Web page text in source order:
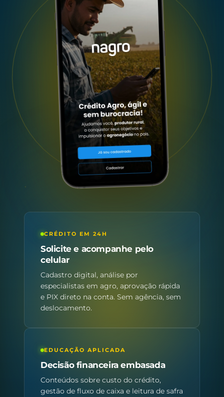
CRÉDITO EM 24H
Solicite e acompanhe pelo
celular
Cadastro digital, análise por
especialistas em agro, aprovação rápida
e PIX direto na conta. Sem agência, sem
deslocamento.
EDUCAÇÃO APLICADA
Decisão financeira embasada
Conteúdos sobre custo do crédito,
gestão de fluxo de caixa e leitura de safra